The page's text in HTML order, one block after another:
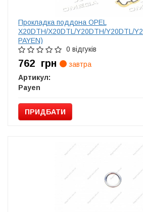
Прокладка поддона OPEL
X20DTH/X20DTL/Y20DTH/Y20DTL/
PAYEN)
0 відгуків
762 грн
завтра
Артикул:
Payen
ПРИДБАТИ